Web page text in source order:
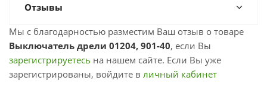
Отзывы
Мы с благодарностью разместим Ваш отзыв о товаре
Выключатель дрели 01204, 901-40, если Вы
зарегистрируетесь на нашем сайте. Если Вы уже
зарегистрированы, войдите в личный кабинет